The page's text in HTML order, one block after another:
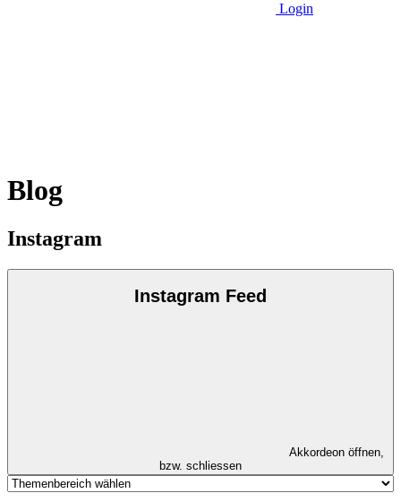
Login
Blog
Instagram
Instagram Feed
Akkordeon öffnen,
bzw. schliessen